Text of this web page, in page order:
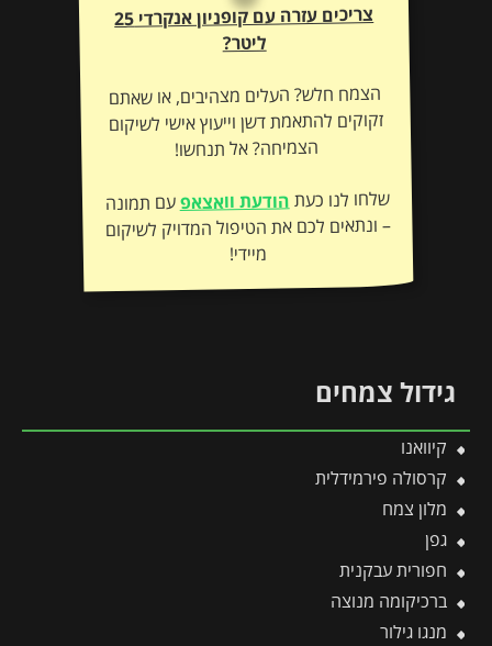
צריכים עזרה עם קופניון אנקרדי 25
ליטר?
הצמח חלש? העלים מצהיבים, או שאתם
זקוקים להתאמת דשן וייעוץ אישי לשיקום
הצמיחה? אל תנחשו!
שלחו לנו כעתהודעת וואצאפעם תמונה
– ונתאים לכם את הטיפול המדויק לשיקום
מיידי!
גידול צמחים
קיוואנו
קרסולה פירמידלית
מלון צמח
גפן
חפורית עבקנית
ברכיקומה מנוצה
מנגו גילור